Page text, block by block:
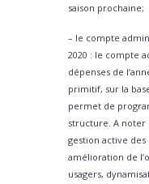
saison prochaine;
– le compte
2020 : le compte
dépenses de
primitif, sur la
permet de
structure. A noter
gestion active
amélioration de
usagers,